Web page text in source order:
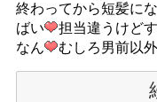
終わってから短髪に
ばい
担当違うけど
なん
むしろ男前以